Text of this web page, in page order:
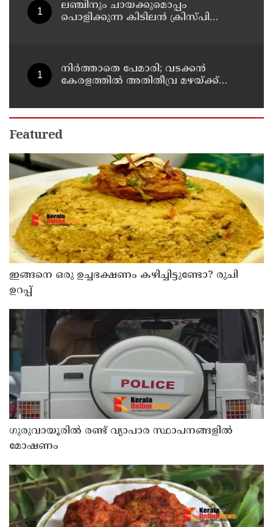
ലഞ്ചിനും ചായക്കുമൊപ്പം
പൊളിക്കുന്ന കിടിലൻ ക്രിസ്പി
നിർത്താതെ പേമാരി; വടക്കന്‍
കേരളത്തില്‍ അതിതീവ്ര മഴയ്ക്ക്
അലര്‍ട്ട്
Featured
ഇങ്ങനെ ഒരു ഉച്ചഭക്ഷണം കഴിച്ചിട്ടുണ്ടോ? രുചി
ഉറപ്പ്
ഗുരുവായൂരിൽ രണ്ട് വ്യാപാര സ്ഥാപനങ്ങളിൽ
മോഷണം